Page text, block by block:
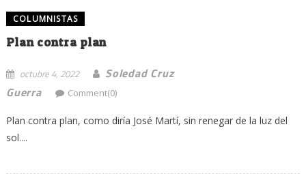
COLUMNISTAS
Plan contra plan
octubre 4, 2022
Soledad Cruz
Guerra
Comment(0)
Plan contra plan, como diría José Martí, sin renegar de la luz del
sol....